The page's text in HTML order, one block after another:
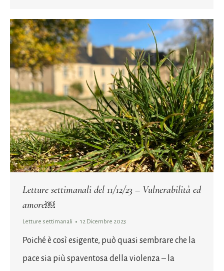
Letture settimanali del 11/12/23 – Vulnerabilità ed
amore￼
Letture settimanali 12 Dicembre 2023
Poiché è così esigente, può quasi sembrare che la
pace sia più spaventosa della violenza – la